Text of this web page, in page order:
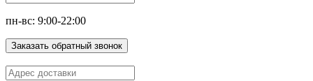
пн-вс: 9:00-22:00
Заказать обратный звонок